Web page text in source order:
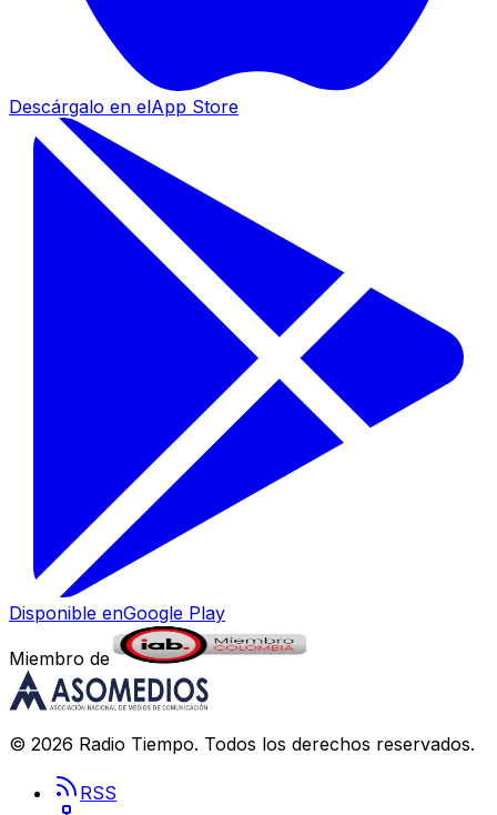
Descárgalo en elApp Store
Disponible enGoogle Play
Miembro de
© 2026 Radio Tiempo. Todos los derechos reservados.
RSS